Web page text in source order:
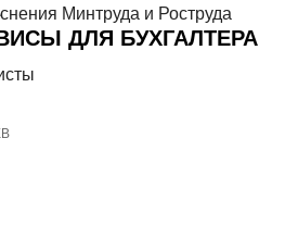
Минтруда и Роструда
ДЛЯ БУХГАЛТЕРА